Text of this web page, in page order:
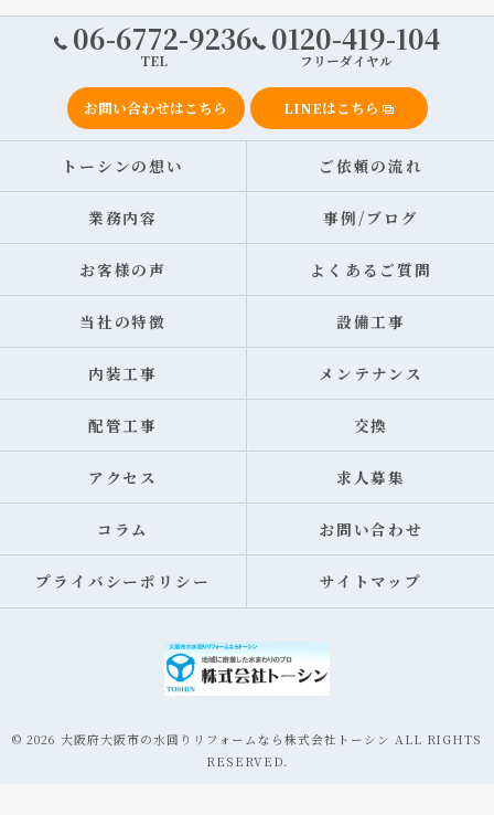
06-6772-9236
TEL
0120-419-104
フリーダイヤル
お問い合わせはこちら LINEはこちら
トーシンの想い ご依頼の流れ
業務内容 事例/ブログ
お客様の声 よくあるご質問
当社の特徴 設備工事
内装工事 メンテナンス
配管工事 交換
アクセス 求人募集
コラム お問い合わせ
プライバシーポリシー サイトマップ
© 2026 大阪府大阪市の水回りリフォームなら株式会社トーシン ALL RIGHTS
RESERVED.